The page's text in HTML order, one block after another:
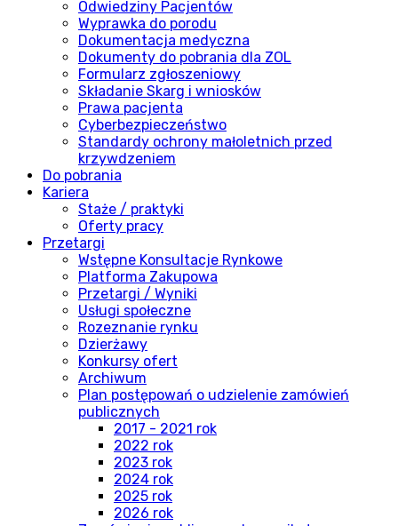
Odwiedziny Pacjentów
Wyprawka do porodu
Dokumentacja medyczna
Dokumenty do pobrania dla ZOL
Formularz zgłoszeniowy
Składanie Skarg i wniosków
Prawa pacjenta
Cyberbezpieczeństwo
Standardy ochrony małoletnich przed
krzywdzeniem
Do pobrania
Kariera
Staże / praktyki
Oferty pracy
Przetargi
Wstępne Konsultacje Rynkowe
Platforma Zakupowa
Przetargi / Wyniki
Usługi społeczne
Rozeznanie rynku
Dzierżawy
Konkursy ofert
Archiwum
Plan postępowań o udzielenie zamówień
publicznych
2017 - 2021 rok
2022 rok
2023 rok
2024 rok
2025 rok
2026 rok